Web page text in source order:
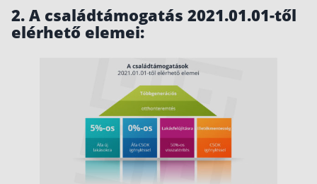
2. A családtámogatás 2021.01.01-től
elérhető elemei: